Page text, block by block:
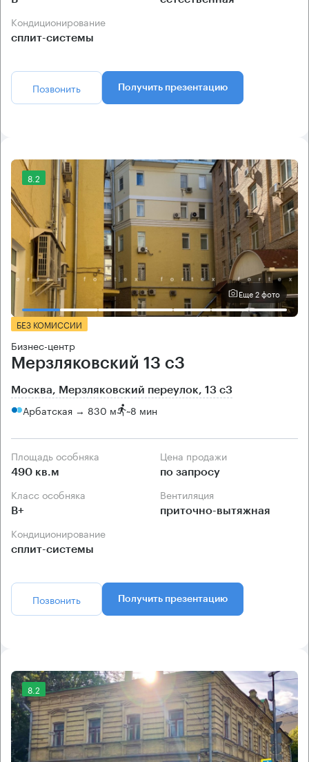
Кондиционирование
сплит-системы
Позвонить Получить презентацию
8.2
Еще 2 фото
БЕЗ КОМИССИИ
Бизнес-центр
Мерзляковский 13 с3
Москва, Мерзляковский переулок, 13 с3
Арбатская → 830 м ~8 мин
Площадь особняка
490 кв.м
Цена продажи
по запросу
Класс особняка
B+
Вентиляция
приточно-вытяжная
Кондиционирование
сплит-системы
Позвонить Получить презентацию
8.2